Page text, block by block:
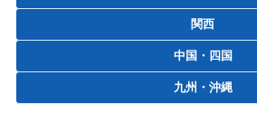
関西
中国・四国
九州・沖縄